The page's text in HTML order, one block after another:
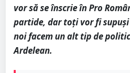
vor să se înscrie în Pro
partide, dar toți vor fi
noi facem un alt tip de
Ardelean.